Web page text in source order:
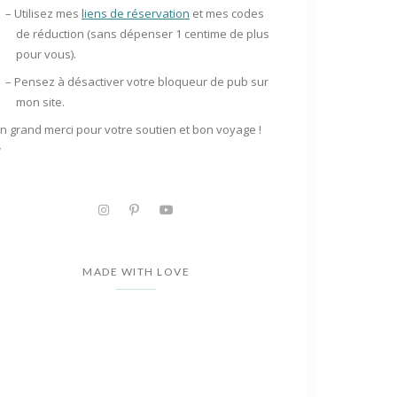
– Utilisez mes liens de réservation et mes codes
de réduction (sans dépenser 1 centime de plus
pour vous).
– Pensez à désactiver votre bloqueur de pub sur
mon site.
grand merci pour votre soutien et bon voyage !
MADE WITH LOVE